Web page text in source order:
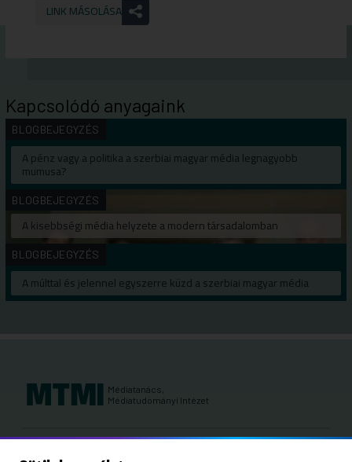
LINK MÁSOLÁSA
Kapcsolódó anyagaink
BLOGBEJEGYZÉS
A pénz vagy a politika a szerbiai magyar média legnagyobb
mumusa?
BLOGBEJEGYZÉS
A kisebbségi média helyzete a modern társadalomban
BLOGBEJEGYZÉS
A múlttal és jelennel egyszerre küzd a szerbiai magyar média
Médiatanács,
Médiatudományi Intézet